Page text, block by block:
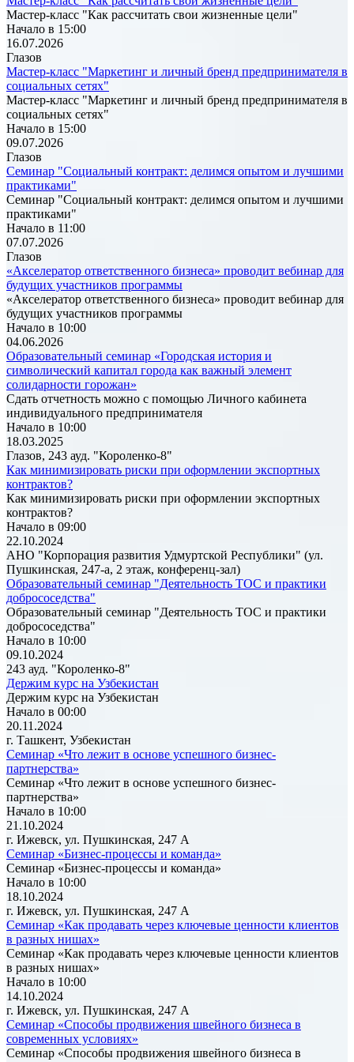
Мастер-класс "Как рассчитать свои жизненные цели"
Начало в 15:00
16.07.2026
Глазов
Мастер-класс "Маркетинг и личный бренд предпринимателя в
социальных сетях"
Мастер-класс "Маркетинг и личный бренд предпринимателя в
социальных сетях"
Начало в 15:00
09.07.2026
Глазов
Семинар "Социальный контракт: делимся опытом и лучшими
практиками"
Семинар "Социальный контракт: делимся опытом и лучшими
практиками"
Начало в 11:00
07.07.2026
Глазов
«Акселератор ответственного бизнеса» проводит вебинар для
будущих участников программы
«Акселератор ответственного бизнеса» проводит вебинар для
будущих участников программы
Начало в 10:00
04.06.2026
Образовательный семинар «Городская история и
символический капитал города как важный элемент
солидарности горожан»
Сдать отчетность можно с помощью Личного кабинета
индивидуального предпринимателя
Начало в 10:00
18.03.2025
Глазов, 243 ауд. "Короленко-8"
Как минимизировать риски при оформлении экспортных
контрактов?
Как минимизировать риски при оформлении экспортных
контрактов?
Начало в 09:00
22.10.2024
АНО "Корпорация развития Удмуртской Республики" (ул.
Пушкинская, 247-а, 2 этаж, конференц-зал)
Образовательный семинар "Деятельность ТОС и практики
добрососедства"
Образовательный семинар "Деятельность ТОС и практики
добрососедства"
Начало в 10:00
09.10.2024
243 ауд. "Короленко-8"
Держим курс на Узбекистан
Держим курс на Узбекистан
Начало в 00:00
20.11.2024
г. Ташкент, Узбекистан
Семинар «Что лежит в основе успешного бизнес-
партнерства»
Семинар «Что лежит в основе успешного бизнес-
партнерства»
Начало в 10:00
21.10.2024
г. Ижевск, ул. Пушкинская, 247 А
Семинар «Бизнес-процессы и команда»
Семинар «Бизнес-процессы и команда»
Начало в 10:00
18.10.2024
г. Ижевск, ул. Пушкинская, 247 А
Семинар «Как продавать через ключевые ценности клиентов
в разных нишах»
Семинар «Как продавать через ключевые ценности клиентов
в разных нишах»
Начало в 10:00
14.10.2024
г. Ижевск, ул. Пушкинская, 247 А
Семинар «Способы продвижения швейного бизнеса в
современных условиях»
Семинар «Способы продвижения швейного бизнеса в